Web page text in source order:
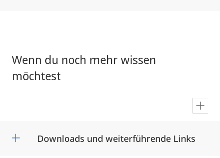
Wenn du noch mehr wissen
möchtest
Downloads und weiterführende Links